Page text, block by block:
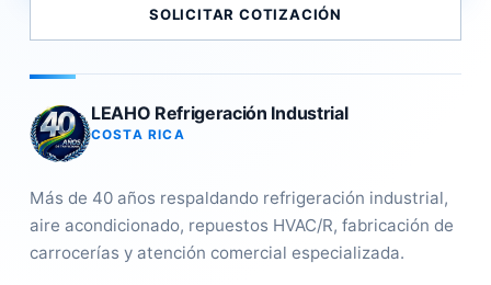
SOLICITAR COTIZACIÓN
LEAHO Refrigeración Industrial
COSTA RICA
Más de 40 años respaldando refrigeración industrial,
aire acondicionado, repuestos HVAC/R, fabricación de
carrocerías y atención comercial especializada.